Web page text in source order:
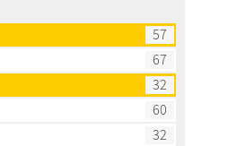
57
67
32
60
32